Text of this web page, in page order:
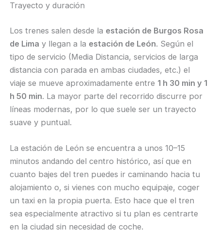
Trayecto y duración
Los trenes salen desde la estación de Burgos Rosa
de Lima y llegan a la estación de León. Según el
tipo de servicio (Media Distancia, servicios de larga
distancia con parada en ambas ciudades, etc.) el
viaje se mueve aproximadamente entre 1 h 30 min y 1
h 50 min. La mayor parte del recorrido discurre por
líneas modernas, por lo que suele ser un trayecto
suave y puntual.
La estación de León se encuentra a unos 10–15
minutos andando del centro histórico, así que en
cuanto bajes del tren puedes ir caminando hacia tu
alojamiento o, si vienes con mucho equipaje, coger
un taxi en la propia puerta. Esto hace que el tren
sea especialmente atractivo si tu plan es centrarte
en la ciudad sin necesidad de coche.